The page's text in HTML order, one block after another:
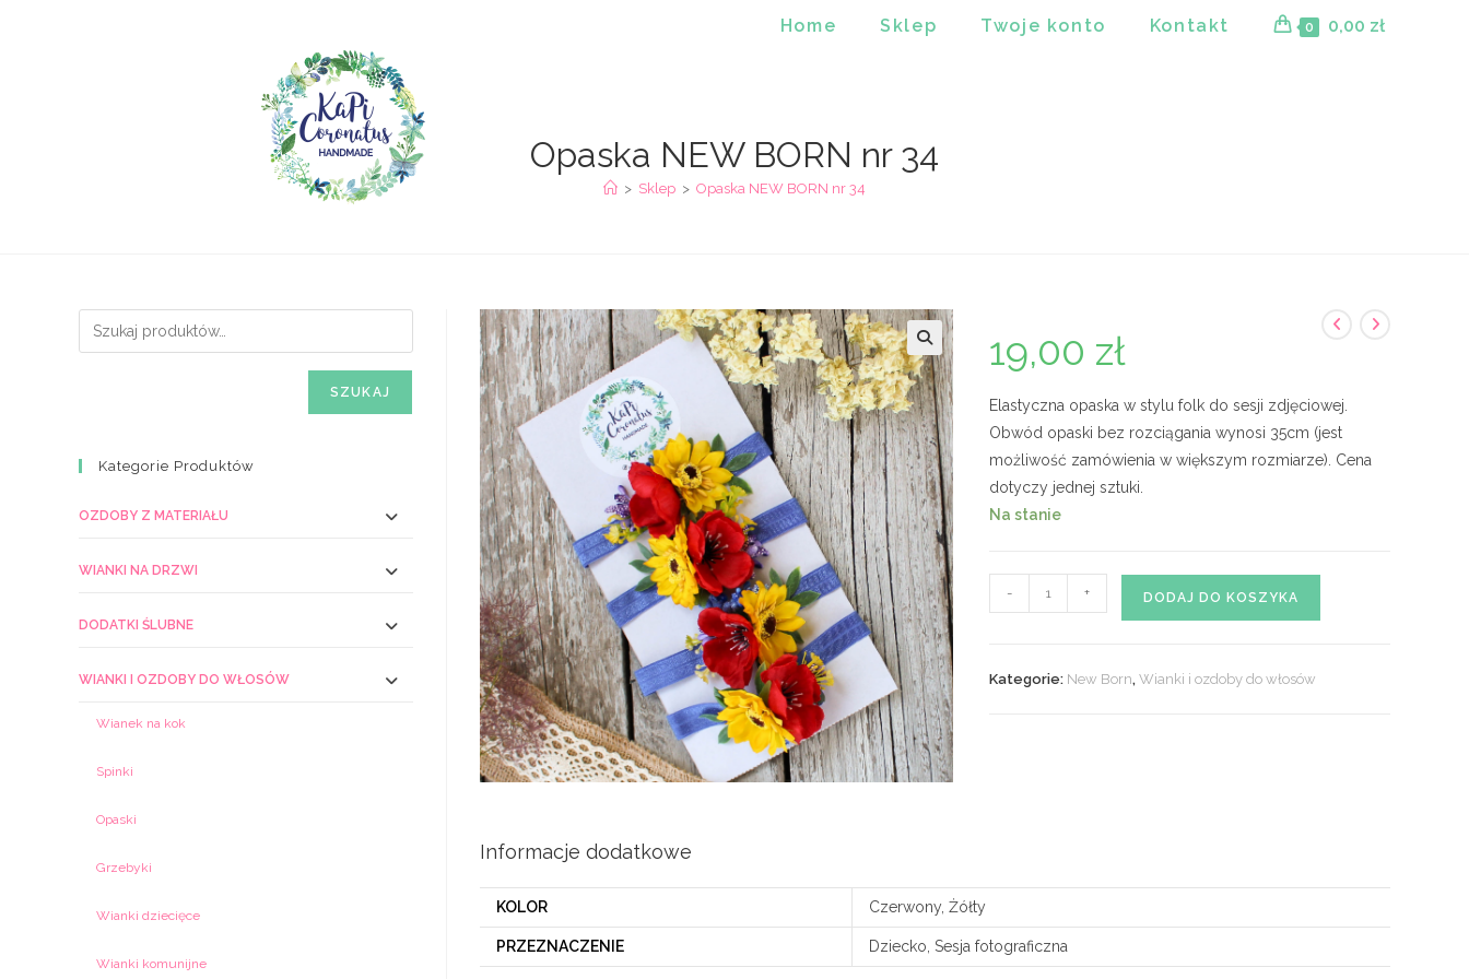
Home Sklep Twoje konto Kontakt 0 0,00 zł
Opaska NEW BORN nr 34
> Sklep > Opaska NEW BORN nr 34
19,00 zł
Elastyczna opaska w stylu folk do sesji zdjęciowej.
Obwód opaski bez rozciągania wynosi 35cm (jest
możliwość zamówienia w większym rozmiarze). Cena
dotyczy jednej sztuki.
Na stanie
Opaska
- + DODAJ DO KOSZYKA
Kategorie: New Born,Wianki i ozdoby do włosów
Informacje dodatkowe
KOLOR Czerwony, Żółty
PRZEZNACZENIE Dziecko, Sesja fotograficzna
SZUKAJ
Kategorie Produktów
OZDOBY Z MATERIAŁU
WIANKI NA DRZWI
DODATKI ŚLUBNE
WIANKI I OZDOBY DO WŁOSÓW
Wianek na kok
Spinki
Opaski
Grzebyki
Wianki dziecięce
Wianki komunijne